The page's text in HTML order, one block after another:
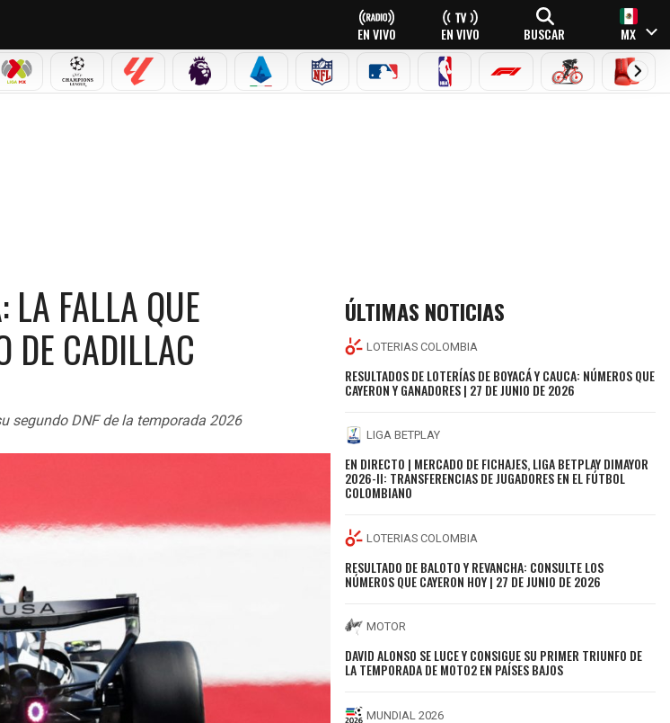
EN VIVO EN VIVO BUSCAR MX
MEXICANA
LIGA MX CHAMPIONS LEAGUE
LALIGA PREMIER LEAGUE
SERIE A NFL MLB NBA FÓRMULA 1CICLISMOBOXEO
LA FALLA QUE
DE CADILLAC
segundo DNF de la temporada 2026
ÚLTIMAS NOTICIAS
LOTERIAS COLOMBIA
RESULTADOS DE LOTERÍAS DE BOYACÁ Y CAUCA: NÚMEROS QUE
CAYERON Y GANADORES | 27 DE JUNIO DE 2026
LIGA BETPLAY
EN DIRECTO | MERCADO DE FICHAJES, LIGA BETPLAY DIMAYOR
2026-II: TRANSFERENCIAS DE JUGADORES EN EL FÚTBOL
COLOMBIANO
LOTERIAS COLOMBIA
RESULTADO DE BALOTO Y REVANCHA: CONSULTE LOS
NÚMEROS QUE CAYERON HOY | 27 DE JUNIO DE 2026
MOTOR
DAVID ALONSO SE LUCE Y CONSIGUE SU PRIMER TRIUNFO DE
LA TEMPORADA DE MOTO2 EN PAÍSES BAJOS
MUNDIAL 2026